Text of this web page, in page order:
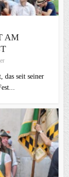
AM
das seit seiner